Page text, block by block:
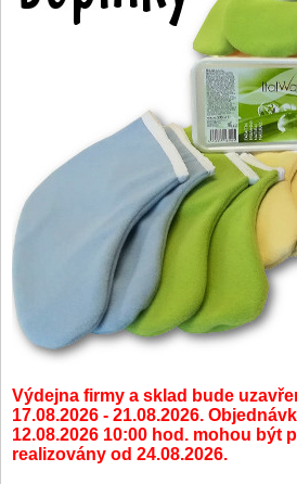
Výdejna firmy a sklad bude
17.08.2026 - 21.08.2026.
12.08.2026 10:00 hod. mohou být
realizovány od 24.08.2026.